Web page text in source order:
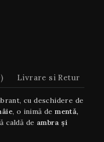
Livrare si Retur
cu deschidere de
, o inimă dementă,
caldă de ambra și